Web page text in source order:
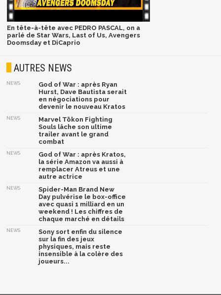
En tête-à-tête avec PEDRO PASCAL, on a
parlé de Star Wars, Last of Us, Avengers
Doomsday et DiCaprio
AUTRES NEWS
NEWS
God of War : après Ryan
Hurst, Dave Bautista serait
en négociations pour
devenir le nouveau Kratos
NEWS
Marvel Tōkon Fighting
Souls lâche son ultime
trailer avant le grand
combat
NEWS
God of War : après Kratos,
la série Amazon va aussi à
remplacer Atreus et une
autre actrice
NEWS
Spider-Man Brand New
Day pulvérise le box-office
avec quasi 1 milliard en un
weekend ! Les chiffres de
chaque marché en détails
NEWS
Sony sort enfin du silence
sur la fin des jeux
physiques, mais reste
insensible à la colère des
joueurs...